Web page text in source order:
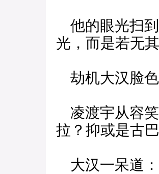
他的眼光扫
光，而是若无
劫机大汉脸
凌渡宇从容
拉？抑或是古
大汉一呆道